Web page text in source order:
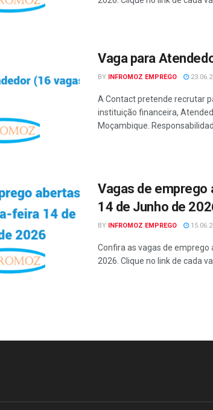
Vaga para
BY INFROMOZ EMPREGO
A Contact pretende recrutar
instituição financeira,
Moçambique.
Vagas de
14 de Junho de
BY INFROMOZ EMPREGO
Confira as vagas de
2026. Clique no link de cada